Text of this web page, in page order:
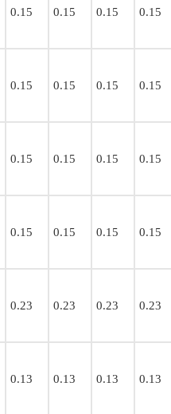
0.15 0.15 0.15 0.15
0.15 0.15 0.15 0.15
0.15 0.15 0.15 0.15
0.15 0.15 0.15 0.15
0.23 0.23 0.23 0.23
0.13 0.13 0.13 0.13